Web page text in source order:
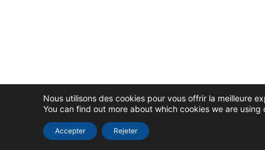
Nous utilisons des cookies pour vous offrir la meilleure
You can find out more about which cookies we are
Accepter Rejeter